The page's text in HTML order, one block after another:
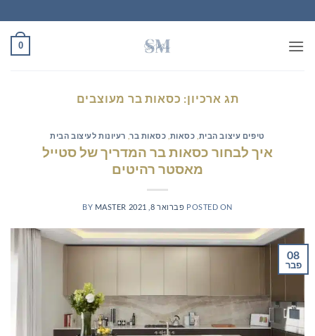
to
content
0
תג ארכיון: כסאות בר מעוצבים
טיפים עיצוב הבית כסאות כסאות בר, רעיונות לעיצוב הבית
איך לבחור כסאות בר המדריך של סטייל
מאסטר רהיטים
POSTED ON פברואר 8, 2021 BY MASTER
08
פבר